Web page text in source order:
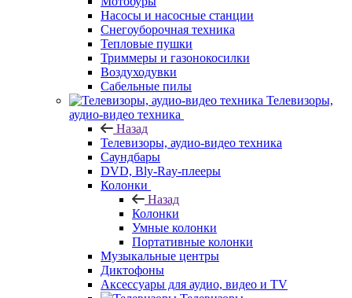
Насосы и насосные станции
Снегоуборочная техника
Тепловые пушки
Триммеры и газонокосилки
Воздуходувки
Сабельные пилы
Телевизоры,
аудио-видео техника
Назад
Телевизоры, аудио-видео техника
Саундбары
DVD, Bly-Ray-плееры
Колонки
Назад
Колонки
Умные колонки
Портативные колонки
Музыкальные центры
Диктофоны
Аксессуары для аудио, видео и TV